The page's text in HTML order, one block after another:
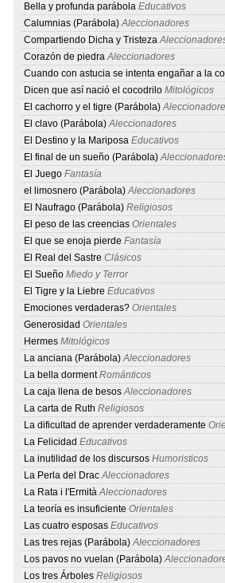
Bella y profunda parábola Educativos
Calumnias (Parábola)Aleccionadores
Compartiendo Dicha y Tristeza
Corazón de piedraAleccionadores
Cuando con astucia se intenta engañar a la
Dicen que así nació el cocodrilo Mitológicos
El cachorro y el tigre (Parábola)
El clavo (Parábola)Aleccionadores
El Destino y la Mariposa Educativos
El final de un sueño (Parábola)
El Juego Fantasía
el limosnero (Parábola)Aleccionadores
El Naufrago (Parábola) Religiosos
El peso de las creencias Orientales
El que se enoja pierde Fantasía
El Real del Sastre Clásicos
El Sueño Miedo y Terror
El Tigre y la Liebre Educativos
Emociones verdaderas? Orientales
Generosidad Orientales
Hermes Mitológicos
La anciana (Parábola)Aleccionadores
La bella dormentRománticos
La caja llena de besosAleccionadores
La carta de Ruth Religiosos
La dificultad de aprender verdaderamente
La Felicidad Educativos
La inutilidad de los discursos Humoristicos
La Perla del DracAleccionadores
La Rata i l'ErmitàAleccionadores
La teoría es insuficiente Orientales
Las cuatro esposas Educativos
Las tres rejas (Parábola)Aleccionadores
Los pavos no vuelan (Parábola)
Los tres Árboles Religiosos